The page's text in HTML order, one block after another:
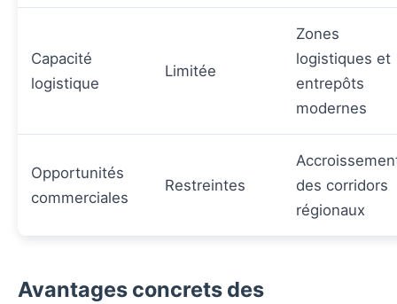
Capacité
logistique
Limitée
Zones
logistiques et
entrepôts
modernes
Opportunités
commerciales
Restreintes
des corridors
régionaux
Avantages concrets des